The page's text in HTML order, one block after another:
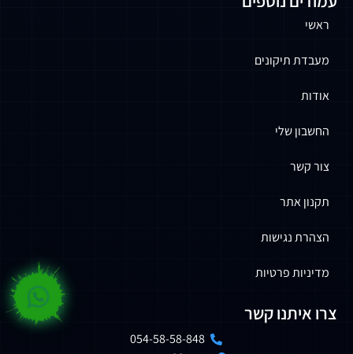
ראשי
מעבדת תיקונים
אודות
החשבון שלי
צור קשר
תקנון אתר
הצהרת נגישות
מדיניות פרטיות
צרו איתנו קשר
054-58-58-848